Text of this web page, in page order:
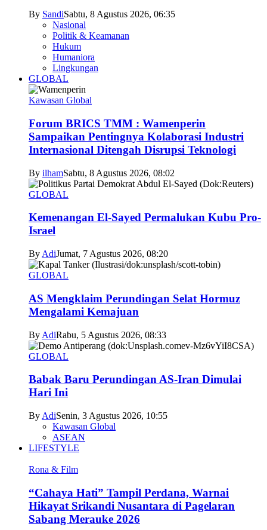
By SandiSabtu, 8 Agustus 2026, 06:35
Nasional
Politik & Keamanan
Hukum
Humaniora
Lingkungan
GLOBAL
Kawasan Global
Forum BRICS TMM : Wamenperin
Sampaikan Pentingnya Kolaborasi Industri
Internasional Ditengah Disrupsi Teknologi
By ilhamSabtu, 8 Agustus 2026, 08:02
GLOBAL
Kemenangan El-Sayed Permalukan Kubu Pro-
Israel
By AdiJumat, 7 Agustus 2026, 08:20
GLOBAL
AS Mengklaim Perundingan Selat Hormuz
Mengalami Kemajuan
By AdiRabu, 5 Agustus 2026, 08:33
GLOBAL
Babak Baru Perundingan AS-Iran Dimulai
Hari Ini
By AdiSenin, 3 Agustus 2026, 10:55
Kawasan Global
ASEAN
LIFESTYLE
Rona & Film
“Cahaya Hati” Tampil Perdana, Warnai
Hikayat Srikandi Nusantara di Pagelaran
Sabang Merauke 2026